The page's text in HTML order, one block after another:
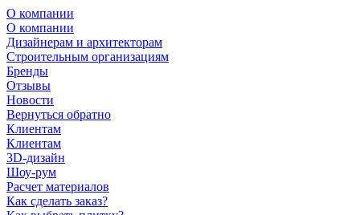
О компании
О компании
Дизайнерам и архитекторам
Строительным организациям
Бренды
Отзывы
Новости
Вернуться обратно
Клиентам
Клиентам
3D-дизайн
Шоу-рум
Расчет материалов
Как сделать заказ?